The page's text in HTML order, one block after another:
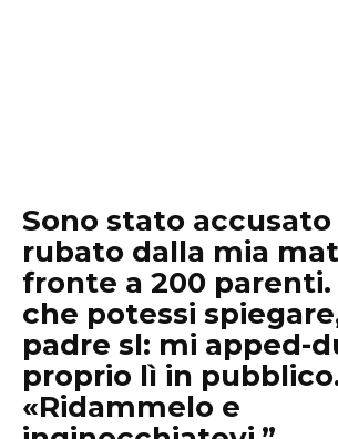
Sono stato
rubato dalla mia
fronte a 200 parenti.
che potessi
padre sl: mi apped-
proprio lì in
«Ridammelo e